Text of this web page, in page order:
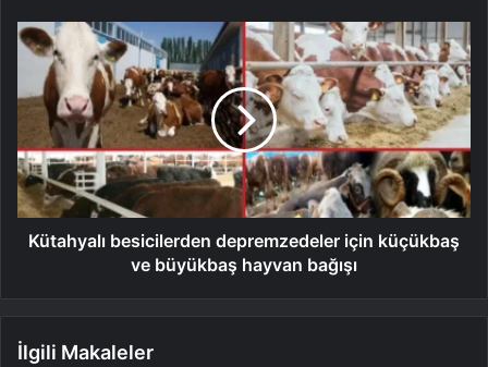
Kütahyalı besicilerden depremzedeler için küçükbaş
ve büyükbaş hayvan bağışı
İlgili Makaleler